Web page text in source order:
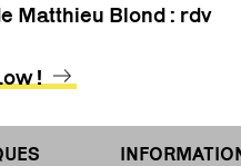
Matthieu Blond : rdv
!